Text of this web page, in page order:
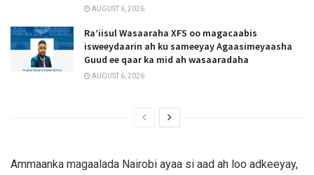
AUGUST 6, 2026
Ra’iisul Wasaaraha XFS oo magacaabis
isweeydaarin ah ku sameeyay Agaasimeyaasha
Guud ee qaar ka mid ah wasaaradaha
AUGUST 6, 2026
Ammaanka magaalada Nairobi ayaa si aad ah loo adkeeyay,